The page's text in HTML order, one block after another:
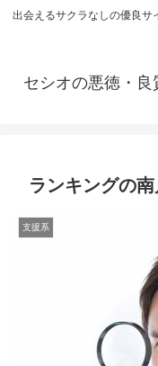
出会えるサクラなしの優良サ
セシオの悪徳・良
ランキングの
支援系